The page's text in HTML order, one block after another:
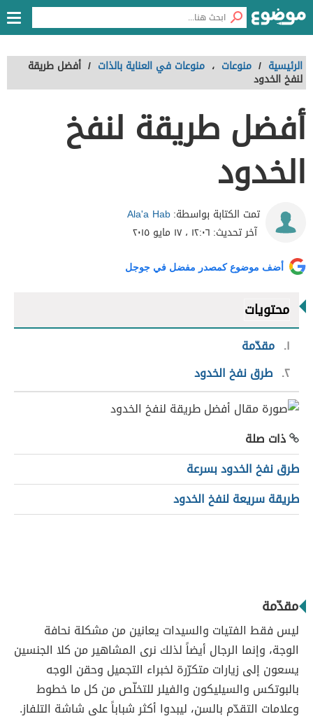
الرئيسية / منوعات ، منوعات في العناية بالذات / أفضل طريقة
لنفخ الخدود
أفضل طريقة لنفخ
الخدود
تمت الكتابة بواسطة:Ala'a Hab
آخر تحديث: ١٢:٠٦ ، ١٧ مايو ٢٠١٥
أضف موضوع كمصدر مفضل في جوجل
محتويات
١ مقدّمة
٢ طرق نفخ الخدود
ذات صلة
طرق نفخ الخدود بسرعة
طريقة سريعة لنفخ الخدود
مقدّمة
ليس فقط الفتيات والسيدات يعانين من مشكلة نحافة
الوجة، وإنما الرجال أيضاً لذلك نرى المشاهير من كلا الجنسين
يسعون إلى زيارات متكرّرة لخبراء التجميل وحقن الوجه
بالبوتكس والسيليكون والفيلر للتخلّص من كل ما خطوط
وعلامات التقدّم بالسن، ليبدوا أكثر شباباً على شاشة التلفاز.